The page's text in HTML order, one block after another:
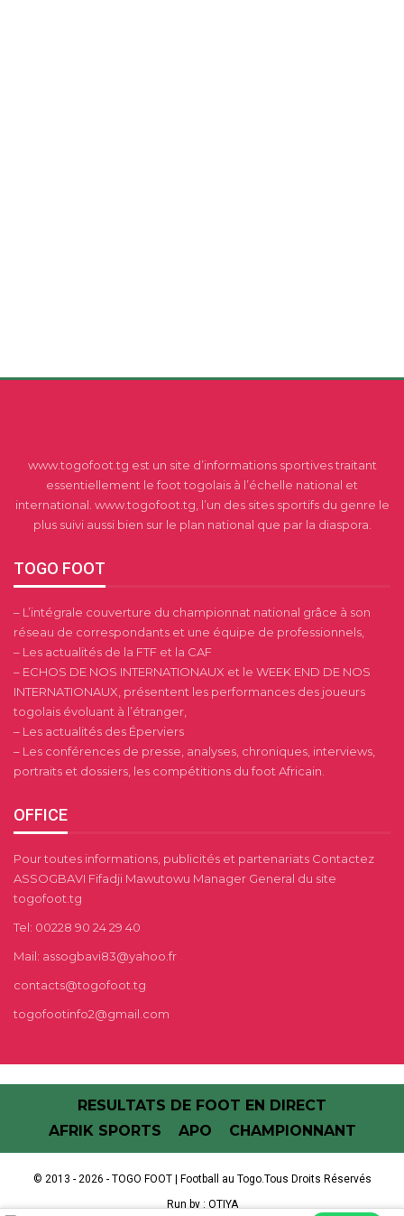
www.togofoot.tg est un site d’informations sportives traitant
essentiellement le foot togolais à l’échelle national et
international. www.togofoot.tg, l’un des sites sportifs du genre le
plus suivi aussi bien sur le plan national que par la diaspora.
TOGO FOOT
– L’intégrale couverture du championnat national grâce à son
réseau de correspondants et une équipe de professionnels,
– Les actualités de la FTF et la CAF
– ECHOS DE NOS INTERNATIONAUX et le WEEK END DE NOS
INTERNATIONAUX, présentent les performances des joueurs
togolais évoluant à l’étranger,
– Les actualités des Éperviers
– Les conférences de presse, analyses, chroniques, interviews,
portraits et dossiers, les compétitions du foot Africain.
OFFICE
Pour toutes informations, publicités et partenariats Contactez
ASSOGBAVI Fifadji Mawutowu Manager General du site
togofoot.tg
Tel: 00228 90 24 29 40
Mail: assogbavi83@yahoo.fr
contacts@togofoot.tg
togofootinfo2@gmail.com
RESULTATS DE FOOT EN DIRECT
AFRIK SPORTS
APO CHAMPIONNANT
© 2013 - 2026 - TOGO FOOT | Football au Togo.Tous Droits Réservés
Run by : OTIYA